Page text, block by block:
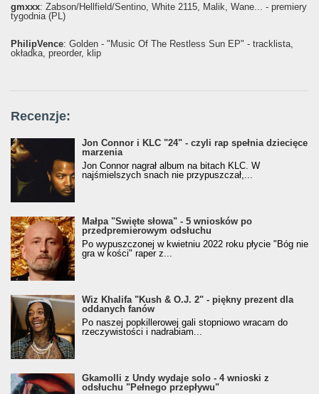
gmxxx: Żabson/Hellfield/Sentino, White 2115, Malik, Wane... - premiery
tygodnia (PL)
PhilipVence: Golden - "Music Of The Restless Sun EP" - tracklista,
okładka, preorder, klip
Recenzje:
Jon Connor i KLC "24" - czyli rap spełnia dziecięce
marzenia
Jon Connor nagrał album na bitach KLC. W
najśmielszych snach nie przypuszczał,...
Małpa "Święte słowa" - 5 wniosków po
przedpremierowym odsłuchu
Po wypuszczonej w kwietniu 2022 roku płycie "Bóg nie
gra w kości" raper z...
Wiz Khalifa "Kush & O.J. 2" - piękny prezent dla
oddanych fanów
Po naszej popkillerowej gali stopniowo wracam do
rzeczywistości i nadrabiam...
Gkamolli z Undy wydaje solo - 4 wnioski z
odsłuchu "Pełnego przepływu"